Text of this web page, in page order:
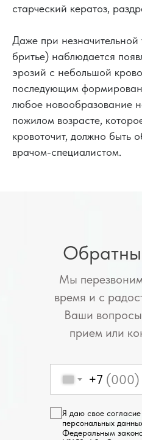
старческий кератоз,
Даже при
бритье) наблюдается
эрозий с небольшой
последующим
любое новообразование
пожилом возрасте,
кровоточит, должно быть
врачом-специалистом.
Мы
время и с
Ваши
прием или
+7
Я даю свое
персональных
Федеральным